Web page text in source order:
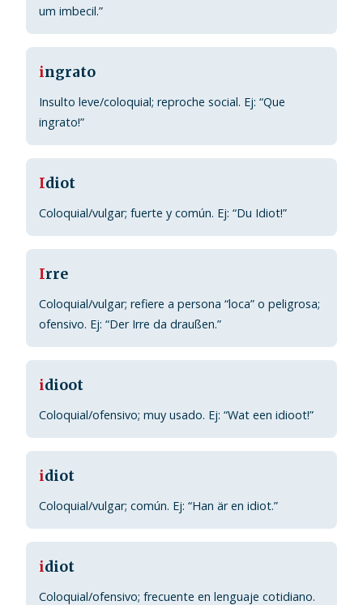
um imbecil.”
ingrato
Insulto leve/coloquial; reproche social. Ej: “Que
ingrato!”
Idiot
Coloquial/vulgar; fuerte y común. Ej: “Du Idiot!”
Irre
Coloquial/vulgar; refiere a persona “loca” o peligrosa;
ofensivo. Ej: “Der Irre da draußen.”
idioot
Coloquial/ofensivo; muy usado. Ej: “Wat een idioot!”
idiot
Coloquial/vulgar; común. Ej: “Han är en idiot.”
idiot
Coloquial/ofensivo; frecuente en lenguaje cotidiano.